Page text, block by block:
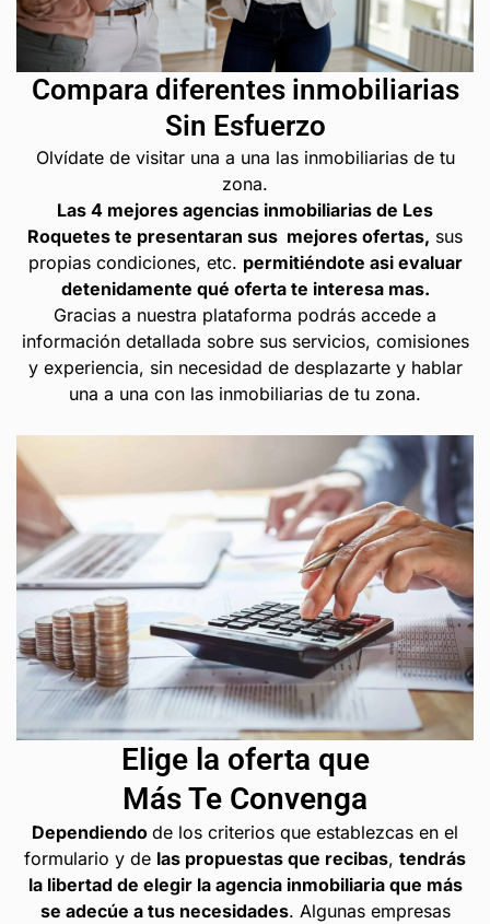
Compara diferentes inmobiliarias
Sin Esfuerzo
Olvídate de visitar una a una las inmobiliarias de tu
zona.
Las 4 mejores agencias inmobiliarias de Les
Roquetes te presentaran sus mejores ofertas, sus
propias condiciones, etc. permitiéndote asi evaluar
detenidamente qué oferta te interesa mas.
Gracias a nuestra plataforma podrás accede a
información detallada sobre sus servicios, comisiones
y experiencia, sin necesidad de desplazarte y hablar
una a una con las inmobiliarias de tu zona.
Elige la oferta que
Más Te Convenga
Dependiendo de los criterios que establezcas en el
formulario y de las propuestas que recibas, tendrás
la libertad de elegir la agencia inmobiliaria que más
se adecúe a tus necesidades. Algunas empresas